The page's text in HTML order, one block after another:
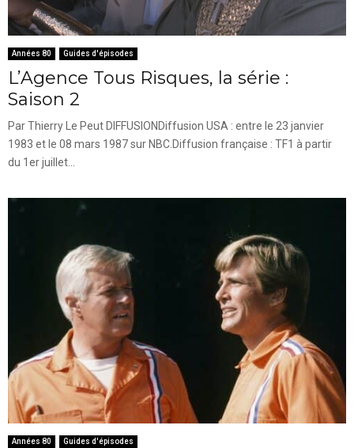
Années 80 Guides d'épisodes
L’Agence Tous Risques, la série :
Saison 2
Par Thierry Le Peut DIFFUSIONDiffusion USA : entre le 23 janvier
1983 et le 08 mars 1987 sur NBC.Diffusion française : TF1 à partir
du 1er juillet...
Années 80 Guides d'épisodes